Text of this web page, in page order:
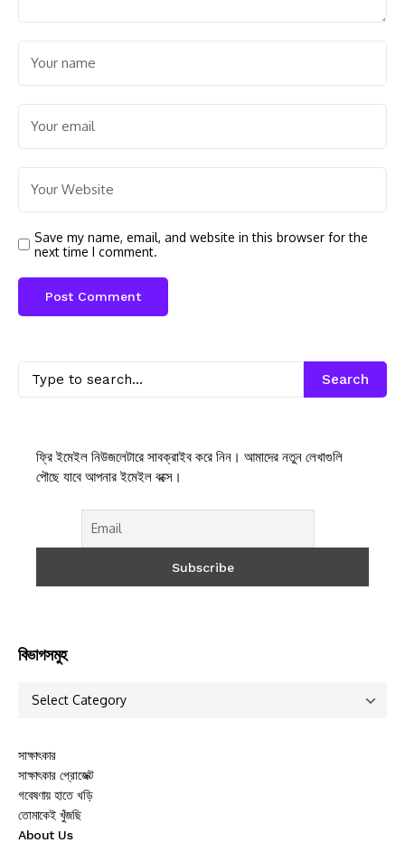
Save my name, email, and website in this browser for the
next time I comment.
Search
ফ্রি ইমেইল নিউজলেটারে সাবক্রাইব করে নিন। আমাদের নতুন লেখাগুলি
পৌছে যাবে আপনার ইমেইল বক্সে।
বিভাগসমুহ
সাক্ষাৎকার
সাক্ষাৎকার প্রোজেক্ট
গবেষণায় হাতে খড়ি
তোমাকেই খুঁজছি
About Us